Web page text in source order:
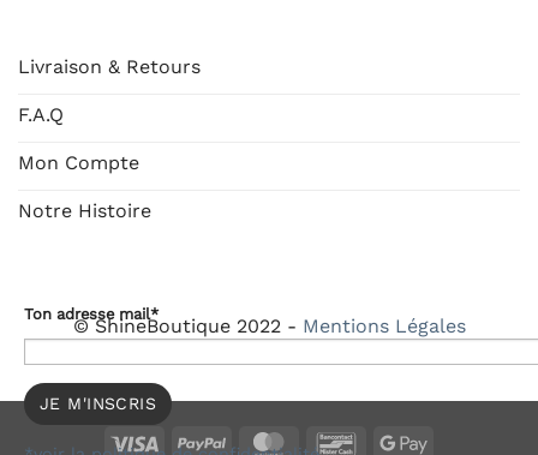
Livraison & Retours
F.A.Q
Mon Compte
Notre Histoire
Ton adresse mail*
© ShineBoutique 2022 - Mentions Légales
Visa PayPal MasterCardBancontactGoogle